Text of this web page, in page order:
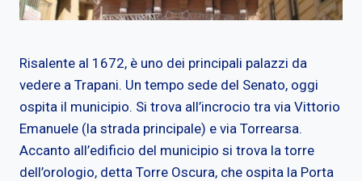
Risalente al 1672, è uno dei principali palazzi da
vedere a Trapani. Un tempo sede del Senato, oggi
ospita il municipio. Si trova all’incrocio tra via Vittorio
Emanuele (la strada principale) e via Torrearsa.
Accanto all’edificio del municipio si trova la torre
dell’orologio, detta Torre Oscura, che ospita la Porta